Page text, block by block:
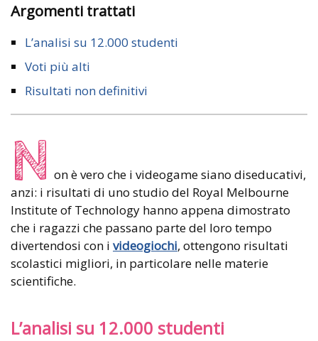
Argomenti trattati
L’analisi su 12.000 studenti
Voti più alti
Risultati non definitivi
N on è vero che i videogame siano diseducativi,
anzi: i risultati di uno studio del Royal Melbourne
Institute of Technology hanno appena dimostrato
che i ragazzi che passano parte del loro tempo
divertendosi con i videogiochi, ottengono risultati
scolastici migliori, in particolare nelle materie
scientifiche.
L’analisi su 12.000 studenti